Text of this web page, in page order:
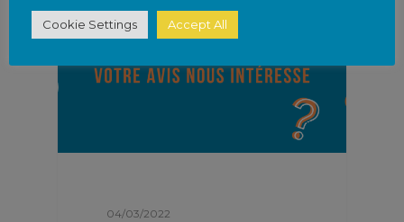
04/03/2022
Cookie Settings Accept All